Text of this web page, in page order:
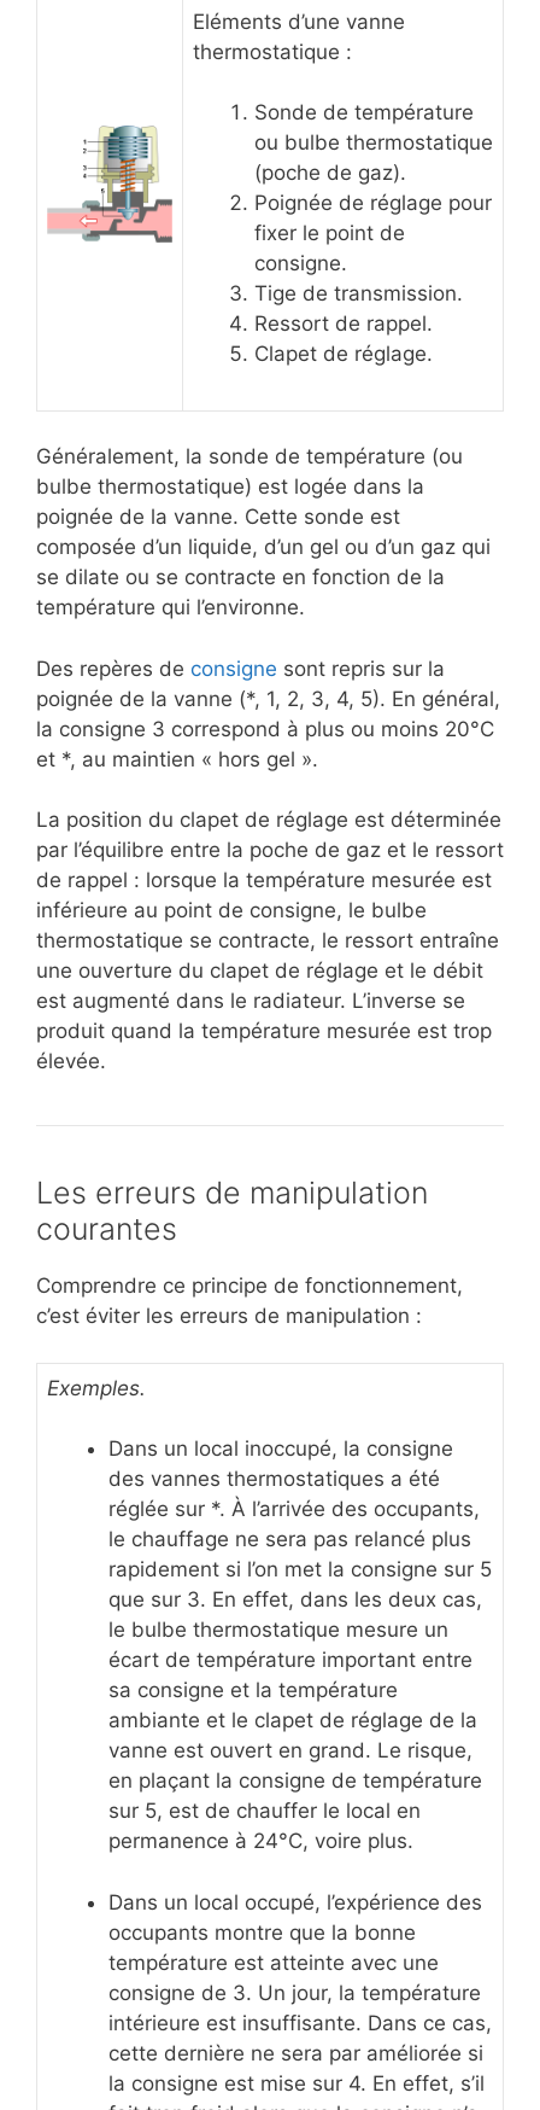
Eléments d’une vanne
thermostatique :
Sonde de température
ou bulbe thermostatique
(poche de gaz).
Poignée de réglage pour
fixer le point de
consigne.
Tige de transmission.
Ressort de rappel.
Clapet de réglage.
Généralement, la sonde de température (ou
bulbe thermostatique) est logée dans la
poignée de la vanne. Cette sonde est
composée d’un liquide, d’un gel ou d’un gaz qui
se dilate ou se contracte en fonction de la
température qui l’environne.
Des repères de consigne sont repris sur la
poignée de la vanne (*, 1, 2, 3, 4, 5). En général,
la consigne 3 correspond à plus ou moins 20°C
et *, au maintien « hors gel ».
La position du clapet de réglage est déterminée
par l’équilibre entre la poche de gaz et le ressort
de rappel : lorsque la température mesurée est
inférieure au point de consigne, le bulbe
thermostatique se contracte, le ressort entraîne
une ouverture du clapet de réglage et le débit
est augmenté dans le radiateur. L’inverse se
produit quand la température mesurée est trop
élevée.
Les erreurs de manipulation
courantes
Comprendre ce principe de fonctionnement,
c’est éviter les erreurs de manipulation :
Exemples.
Dans un local inoccupé, la consigne
des vannes thermostatiques a été
réglée sur *. À l’arrivée des occupants,
le chauffage ne sera pas relancé plus
rapidement si l’on met la consigne sur 5
que sur 3. En effet, dans les deux cas,
le bulbe thermostatique mesure un
écart de température important entre
sa consigne et la température
ambiante et le clapet de réglage de la
vanne est ouvert en grand. Le risque,
en plaçant la consigne de température
sur 5, est de chauffer le local en
permanence à 24°C, voire plus.
Dans un local occupé, l’expérience des
occupants montre que la bonne
température est atteinte avec une
consigne de 3. Un jour, la température
intérieure est insuffisante. Dans ce cas,
cette dernière ne sera par améliorée si
la consigne est mise sur 4. En effet, s’il